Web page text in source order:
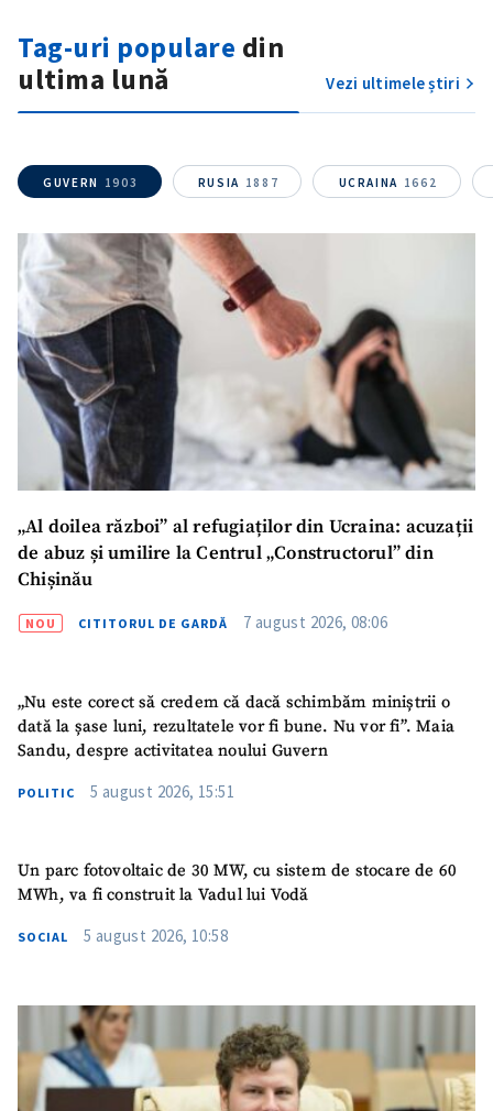
SUSȚINE
Tag-uri populare din
ultima lună
Vezi ultimele știri
GUVERN 1903 RUSIA 1887 UCRAINA 1662
„Al doilea război” al refugiaților din Ucraina: acuzații
de abuz și umilire la Centrul „Constructorul” din
Chișinău
NOU CITITORUL DE GARDĂ 7 august 2026, 08:06
„Nu este corect să credem că dacă schimbăm miniștrii o
dată la șase luni, rezultatele vor fi bune. Nu vor fi”. Maia
Sandu, despre activitatea noului Guvern
POLITIC 5 august 2026, 15:51
Un parc fotovoltaic de 30 MW, cu sistem de stocare de 60
MWh, va fi construit la Vadul lui Vodă
SOCIAL 5 august 2026, 10:58
Telefon+ Telefon personal
Am citit și sunt de
acord cupolitica de
TRIMITE ȘTIREA